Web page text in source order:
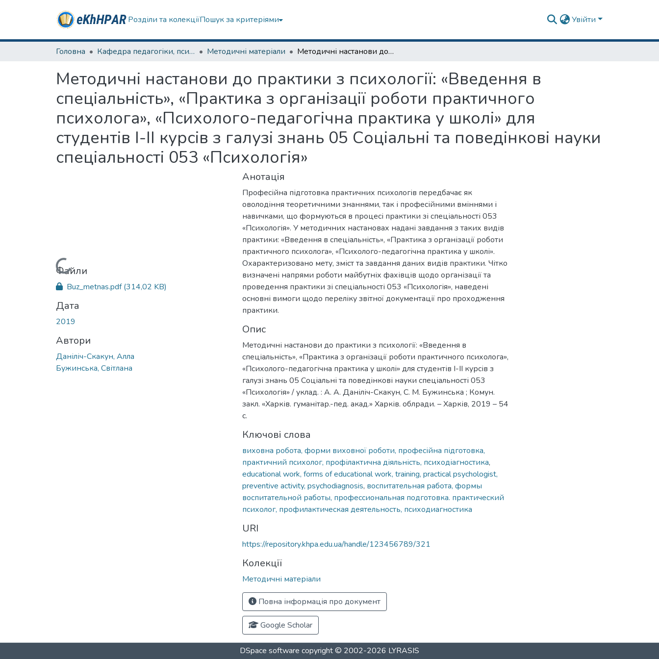
Розділи та колекціїПошук за критеріями Увійти
Головна Кафедра педагогіки, психології, початкової освіти та освітнього менеджменту Методичні матеріали Методичні настанови до практики з психології: «Введення в спеціальність», «Практика з організації роботи практичного психолога», «Психолого-педагогічна практика у школі» для студентів I-ІІ курсів з галузі знань 05 Соціальні та поведінкові науки спеціальності 053 «Психологія»
Методичні настанови до практики з психології: «Введення в
спеціальність», «Практика з організації роботи практичного
психолога», «Психолого-педагогічна практика у школі» для
студентів I-ІІ курсів з галузі знань 05 Соціальні та поведінкові науки
спеціальності 053 «Психологія»
Вантажиться...
Файли
Buz_metnas.pdf(314,02 KB)
Дата
2019
Автори
Дaніліч-Скaкун, Алла
Бужинська, Світлана
Анотація
Професійна підготовка практичних психологів передбачає як
оволодіння теоретичними знаннями, так і професійними вміннями і
навичками, що формуються в процесі практики зі спеціальності 053
«Психологія». У методичних настановах надані завдання з таких видів
практики: «Введення в спеціальність», «Практика з організації роботи
практичного психолога», «Психолого-педагогічна практика у школі».
Охарактеризовано мету, зміст та завдання даних видів практики. Чітко
визначені напрями роботи майбутніх фахівців щодо організації тa
проведення практики зі спеціальності 053 «Психологія», наведені
основні вимоги щодо переліку звітної документації про проходження
практики.
Опис
Методичні настанови до практики з психології: «Введення в
спеціальність», «Практика з організації роботи практичного психолога»,
«Психолого-педагогічна практика у школі» для студентів I-ІІ курсів з
галузі знань 05 Соціальні та поведінкові науки спеціальності 053
«Психологія» / уклад. : А. А. Даніліч-Скакун, С. М. Бужинська ; Комун.
закл. «Харків. гуманітар.-пед. акад.» Харків. облради. – Харків, 2019 – 54
с.
Ключові слова
виховна робота, форми виховної роботи, професійна підготовка,
практичний психолог, профілактична діяльність, психодіагностика,
educational work, forms of educational work, training, practical psychologist,
preventive activity, psychodiagnosis, воспитательная работа, формы
воспитательной работы, профессиональная подготовка. практический
психолог, профилактическая деятельность, психодиагностика
URI
https://repository.khpa.edu.ua/handle/123456789/321
Колекції
Методичні матеріали
Повна інформація про документ
Google Scholar
DSpace software copyright © 2002-2026 LYRASIS